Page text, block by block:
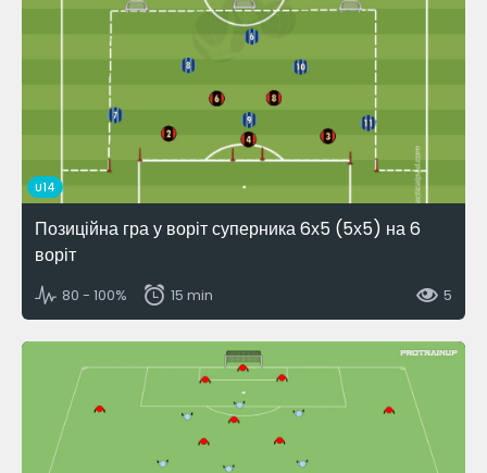
U14
Позиційна гра у воріт суперника 6х5 (5х5) на 6
воріт
80 - 100% 15 min 5